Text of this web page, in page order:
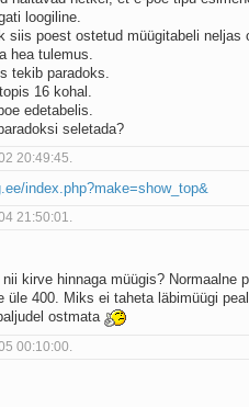
loogiline.
siis poest ostetud müügitabeli neljas
hea tulemus.
tekib paradoks.
16 kohal.
edetabelis.
seletada?
20:49:45.
index.php?make=show_top&
21:50:01.
kirve hinnaga müügis? Normaalne
üle 400. Miks ei taheta läbimüügi
ostmata
00:10:00.